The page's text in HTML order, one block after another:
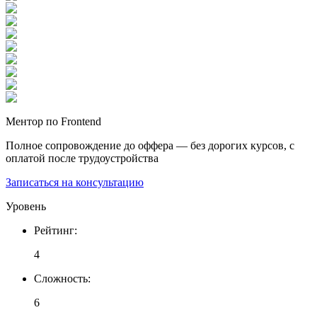
Ментор по Frontend
Полное сопровождение до оффера — без дорогих курсов, с
оплатой после трудоустройства
Записаться на консультацию
Уровень
Рейтинг:
4
Сложность:
6